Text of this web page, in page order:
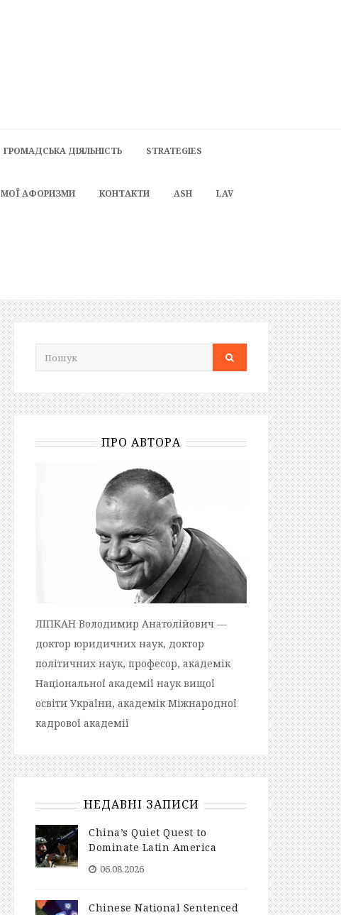
ГРОМАДСЬКА ДІЯЛЬНІСТЬ STRATEGIES
МОЇ АФОРИЗМИ КОНТАКТИ ASH LAV
ПРО АВТОРА
ЛІПКАН Володимир Анатолійович —
доктор юридичних наук, доктор
політичних наук, професор, академік
Національної академії наук вищої
освіти України, академік Міжнародної
кадрової академії
НЕДАВНІ ЗАПИСИ
China’s Quiet Quest to
Dominate Latin America
06.08.2026
Chinese National Sentenced